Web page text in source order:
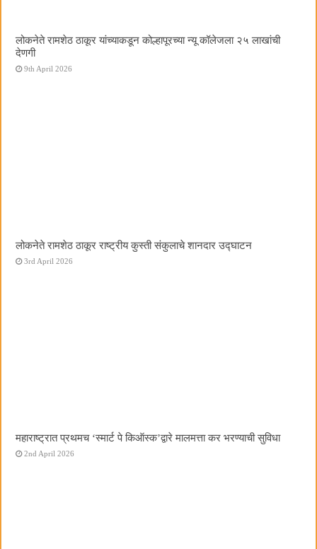
लोकनेते रामशेठ ठाकूर यांच्याकडून कोल्हापूरच्या न्यू कॉलेजला २५ लाखांची
देणगी
9th April 2026
लोकनेते रामशेठ ठाकूर राष्ट्रीय कुस्ती संकुलाचे शानदार उद्घाटन
3rd April 2026
महाराष्ट्रात प्रथमच ‌‘स्मार्ट पे किऑस्क‌’द्वारे मालमत्ता कर भरण्याची सुविधा
2nd April 2026